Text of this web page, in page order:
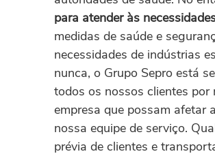
para atender às
medidas de saúde e
necessidades de indústrias
nunca, o Grupo Sepro está
todos os nossos clientes
empresa que possam afetar
nossa equipe de serviço.
prévia de clientes e